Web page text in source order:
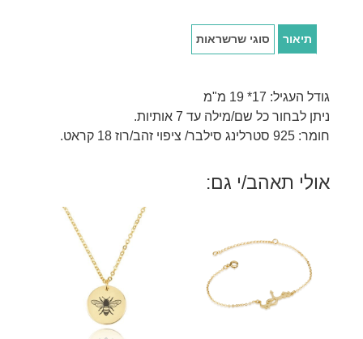
תיאור סוגי שרשראות
גודל העגיל: 17* 19 מ"מ
ניתן לבחור כל שם/מילה עד 7 אותיות.
חומר: 925 סטרלינג סילבר/ ציפוי זהב/רוז 18 קראט.
אולי תאהב/י גם: